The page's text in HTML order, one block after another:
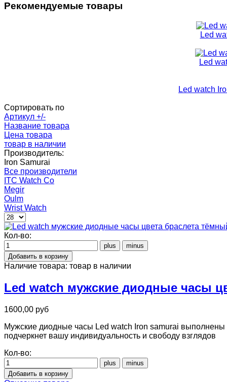
Рекомендуемые товары
Led
Led
Led watch
Сортировать по
Артикул +/-
Название товара
Цена товара
товар в наличии
Производитель:
Iron Samurai
Все производители
ITC Watch Co
Megir
Oulm
Wrist Watch
Кол-во:
Наличие товара: товар в наличии
Led watch мужские диодные часы
1600,00 руб
Мужские диодные часы Led watch Iron samurai выполнены
подчеркнет вашу индивидуальность и свободу взглядов
Кол-во: